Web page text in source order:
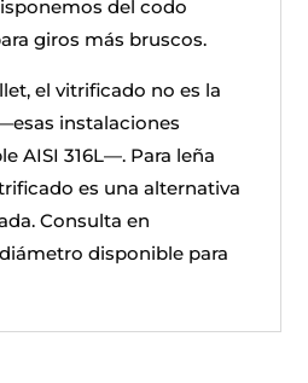
del codo
giros más bruscos.
el vitrificado no es la
instalaciones
AISI 316L—. Para leña
es una alternativa
Consulta en
disponible para